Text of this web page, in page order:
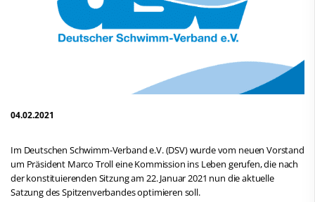
04.02.2021
Im Deutschen Schwimm-Verband e.V. (DSV) wurde vom neuen Vorstand
um Präsident Marco Troll eine Kommission ins Leben gerufen, die nach
der konstituierenden Sitzung am 22. Januar 2021 nun die aktuelle
Satzung des Spitzenverbandes optimieren soll.